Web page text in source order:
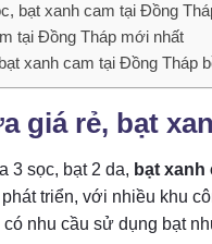
bạt xanh cam tại Đồng
tại Đồng Tháp mới nhất
xanh cam tại Đồng Tháp
giá rẻ, bạt
3 sọc, bạt 2 da, bạt xanh
triển, với nhiều khu
nhu cầu sử dụng bạt